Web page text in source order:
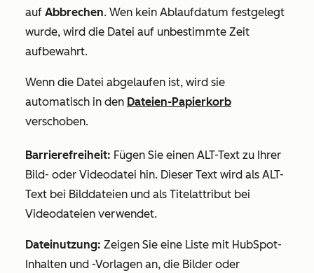
auf Abbrechen. Wen kein Ablaufdatum festgelegt
wurde, wird die Datei auf unbestimmte Zeit
aufbewahrt.
Wenn die Datei abgelaufen ist, wird sie
automatisch in den Dateien-Papierkorb
verschoben.
Barrierefreiheit: Fügen Sie einen ALT-Text zu Ihrer
Bild- oder Videodatei hin. Dieser Text wird als ALT-
Text bei Bilddateien und als Titelattribut bei
Videodateien verwendet.
Dateinutzung: Zeigen Sie eine Liste mit HubSpot-
Inhalten und -Vorlagen an, die Bilder oder